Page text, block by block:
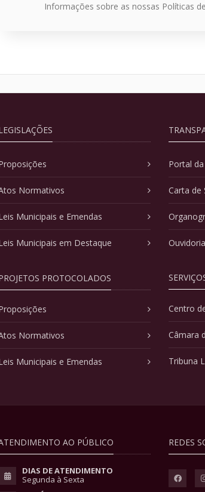
Informações sobre as nossas Políticas
Normativos
Municipais e Emendas
Municipais em Destaque
PROTOCOLADOS
Normativos
Municipais e Emendas
Portal
Carta de
Ouvidoria
Centro
Câmara
Tribuna
AO PÚBLICO
DIAS DE ATENDIMENTO
Segunda à Sexta
REDES